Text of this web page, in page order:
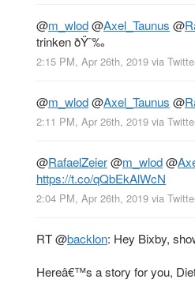
@m_wlod@Axel_Taunus @
trinken ðŸ˜‰
2:15 PM, Apr 26th, 2019 via
@m_wlod@Axel_Taunus @
2:11 PM, Apr 26th, 2019 via
@RafaelZeier@m_wlod@
https://t.co/qQbEkAlWcN
2:04 PM, Apr 26th, 2019 via
RT@backlon: Hey Bixby,
Hereâ€™s a story for you,